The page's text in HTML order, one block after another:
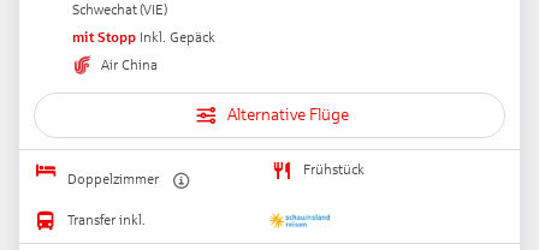
Schwechat(VIE)
mit Stopp Inkl. Gepäck
Air China
Alternative Flüge
Doppelzimmer
Frühstück
Transfer inkl.